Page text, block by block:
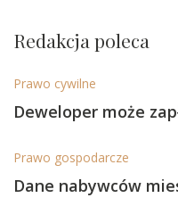
Redakcja poleca
Prawo cywilne
Deweloper może
Prawo gospodarcze
Dane nabywców